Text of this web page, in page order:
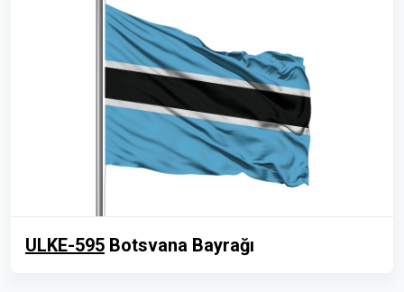
ULKE-595 Botsvana Bayrağı